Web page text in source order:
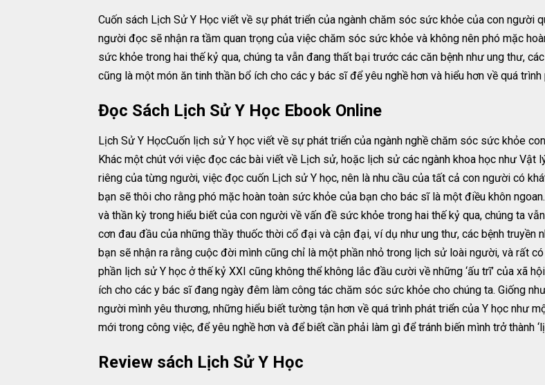
Cuốn sách Lịch Sử Y Học viết về sự phát triển của ngành chăm sóc sức khỏe của con người
người đọc sẽ nhận ra tầm quan trọng của việc chăm sóc sức khỏe và không nên phó mặc
sức khỏe trong hai thế kỷ qua, chúng ta vẫn đang thất bại trước các căn bệnh như ung thư,
cũng là một món ăn tinh thần bổ ích cho các y bác sĩ để yêu nghề hơn và hiểu hơn về quá trình
Đọc Sách Lịch Sử Y Học Ebook Online
Lịch Sử Y HọcCuốn lịch sử Y học viết về sự phát triển của ngành nghề chăm sóc sức khỏe
Khác một chút với việc đọc các bài viết về Lịch sử, hoặc lịch sử các ngành khoa học như Vật
riêng của từng người, việc đọc cuốn Lịch sử Y học, nên là nhu cầu của tất cả con người có
bạn sẽ thôi cho rằng phó mặc hoàn toàn sức khỏe của bạn cho bác sĩ là một điều khôn
và thần kỳ trong hiểu biết của con người về vấn đề sức khỏe trong hai thế kỷ qua, chúng ta
cơn đau đầu của những thầy thuốc thời cổ đại và cận đại, ví dụ như ung thư, các bệnh truyền
bạn sẽ nhận ra rằng cuộc đời mình cũng chỉ là một phần nhỏ trong lịch sử loài người, và rất
phần lịch sử Y học ở thế kỷ XXI cũng không thể không lắc đầu cười về những ‘ấu trĩ’ của xã
ích cho các y bác sĩ đang ngày đêm làm công tác chăm sóc sức khỏe cho chúng ta. Giống
người mình yêu thương, những hiểu biết tường tận hơn về quá trình phát triển của Y học như
mới trong công việc, để yêu nghề hơn và để biết cần phải làm gì để tránh biến mình trở thành
Review sách Lịch Sử Y Học